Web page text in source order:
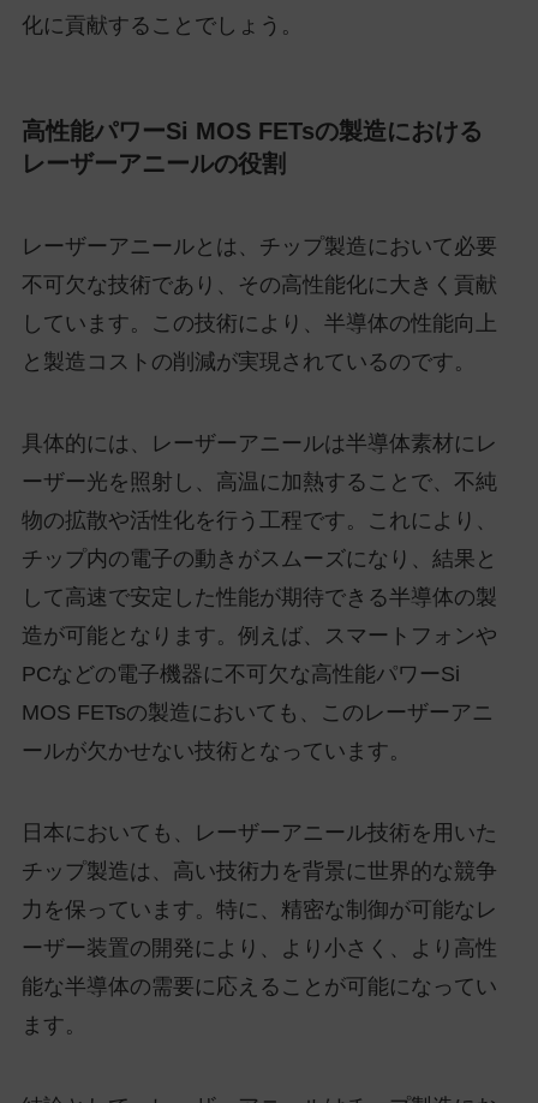
化に貢献することでしょう。
高性能パワーSi MOS FETsの製造における
レーザーアニールの役割
レーザーアニールとは、チップ製造において必要
不可欠な技術であり、その高性能化に大きく貢献
しています。この技術により、半導体の性能向上
と製造コストの削減が実現されているのです。
具体的には、レーザーアニールは半導体素材にレ
ーザー光を照射し、高温に加熱することで、不純
物の拡散や活性化を行う工程です。これにより、
チップ内の電子の動きがスムーズになり、結果と
して高速で安定した性能が期待できる半導体の製
造が可能となります。例えば、スマートフォンや
PCなどの電子機器に不可欠な高性能パワーSi
MOS FETsの製造においても、このレーザーアニ
ールが欠かせない技術となっています。
日本においても、レーザーアニール技術を用いた
チップ製造は、高い技術力を背景に世界的な競争
力を保っています。特に、精密な制御が可能なレ
ーザー装置の開発により、より小さく、より高性
能な半導体の需要に応えることが可能になってい
ます。